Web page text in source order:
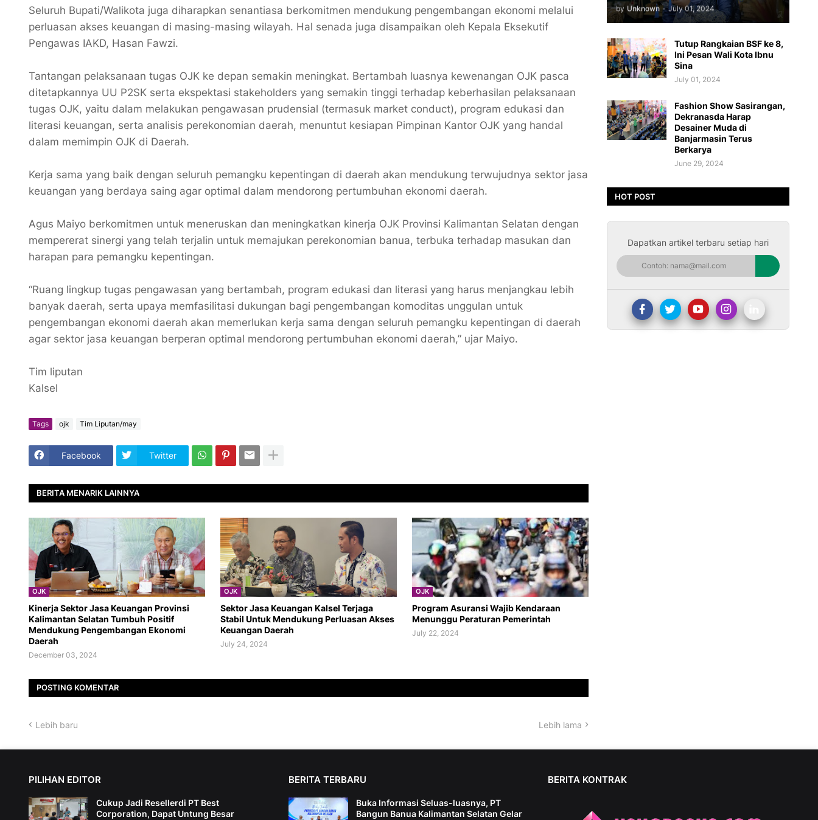
Seluruh Bupati/Walikota juga diharapkan senantiasa berkomitmen mendukung pengembangan ekonomi melalui
perluasan akses keuangan di masing-masing wilayah. Hal senada juga disampaikan oleh Kepala Eksekutif
Pengawas IAKD, Hasan Fawzi.
Tantangan pelaksanaan tugas OJK ke depan semakin meningkat. Bertambah luasnya kewenangan OJK pasca
ditetapkannya UU P2SK serta ekspektasi stakeholders yang semakin tinggi terhadap keberhasilan pelaksanaan
tugas OJK, yaitu dalam melakukan pengawasan prudensial (termasuk market conduct), program edukasi dan
literasi keuangan, serta analisis perekonomian daerah, menuntut kesiapan Pimpinan Kantor OJK yang handal
dalam memimpin OJK di Daerah.
Kerja sama yang baik dengan seluruh pemangku kepentingan di daerah akan mendukung terwujudnya sektor jasa
keuangan yang berdaya saing agar optimal dalam mendorong pertumbuhan ekonomi daerah.
Agus Maiyo berkomitmen untuk meneruskan dan meningkatkan kinerja OJK Provinsi Kalimantan Selatan dengan
mempererat sinergi yang telah terjalin untuk memajukan perekonomian banua, terbuka terhadap masukan dan
harapan para pemangku kepentingan.
“Ruang lingkup tugas pengawasan yang bertambah, program edukasi dan literasi yang harus menjangkau lebih
banyak daerah, serta upaya memfasilitasi dukungan bagi pengembangan komoditas unggulan untuk
pengembangan ekonomi daerah akan memerlukan kerja sama dengan seluruh pemangku kepentingan di daerah
agar sektor jasa keuangan berperan optimal mendorong pertumbuhan ekonomi daerah,” ujar Maiyo.
Tim liputan
Kalsel
Tags ojk Tim Liputan/may
Facebook Twitter
BERITA MENARIK LAINNYA
OJK
Kinerja Sektor Jasa Keuangan Provinsi
Kalimantan Selatan Tumbuh Positif
Mendukung Pengembangan Ekonomi
Daerah
December 03, 2024
OJK
Sektor Jasa Keuangan Kalsel Terjaga
Stabil Untuk Mendukung Perluasan Akses
Keuangan Daerah
July 24, 2024
OJK
Program Asuransi Wajib Kendaraan
Menunggu Peraturan Pemerintah
July 22, 2024
POSTING KOMENTAR
Lebih baru Lebih lama
by Unknown - July 01, 2024
Tutup Rangkaian BSF ke 8,
Ini Pesan Wali Kota Ibnu
Sina
July 01, 2024
Fashion Show Sasirangan,
Dekranasda Harap
Desainer Muda di
Banjarmasin Terus
Berkarya
June 29, 2024
HOT POST
Dapatkan artikel terbaru setiap hari
PILIHAN EDITOR
Cukup Jadi Resellerdi PT Best
Corporation, Dapat Untung Besar
BERITA TERBARU
Buka Informasi Seluas-luasnya, PT
Bangun Banua Kalimantan Selatan Gelar
BERITA KONTRAK